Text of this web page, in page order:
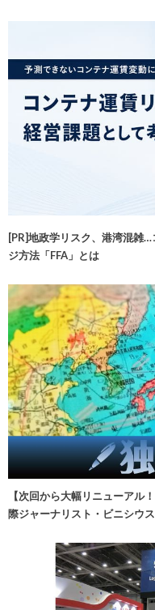
[PR]地政学リスク、港湾混雑
ジ方法「FFA」とは
【次回から大幅リニューア
際ジャーナリスト・ビニシウ